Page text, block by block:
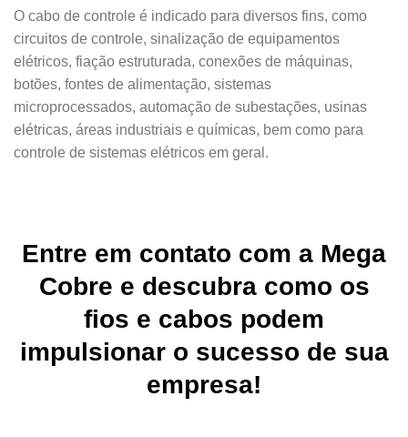
O cabo de controle é indicado para diversos fins, como
circuitos de controle, sinalização de equipamentos
elétricos, fiação estruturada, conexões de máquinas,
botões, fontes de alimentação, sistemas
microprocessados, automação de subestações, usinas
elétricas, áreas industriais e químicas, bem como para
controle de sistemas elétricos em geral.
Entre em contato com a Mega
Cobre e descubra como os
fios e cabos podem
impulsionar o sucesso de sua
empresa!